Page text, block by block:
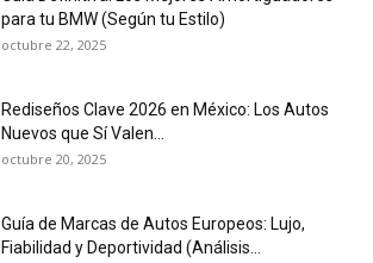
para tu BMW (Según tu Estilo)
octubre 22, 2025
Rediseños Clave 2026 en México: Los Autos
Nuevos que Sí Valen...
octubre 20, 2025
Guía de Marcas de Autos Europeos: Lujo,
Fiabilidad y Deportividad (Análisis...